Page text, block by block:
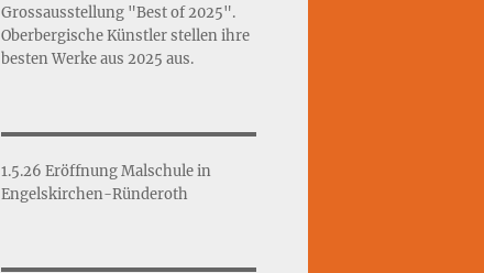
Grossausstellung "Best of 2025".
Oberbergische Künstler stellen ihre
besten Werke aus 2025 aus.
1.5.26 Eröffnung Malschule in
Engelskirchen-Ründeroth